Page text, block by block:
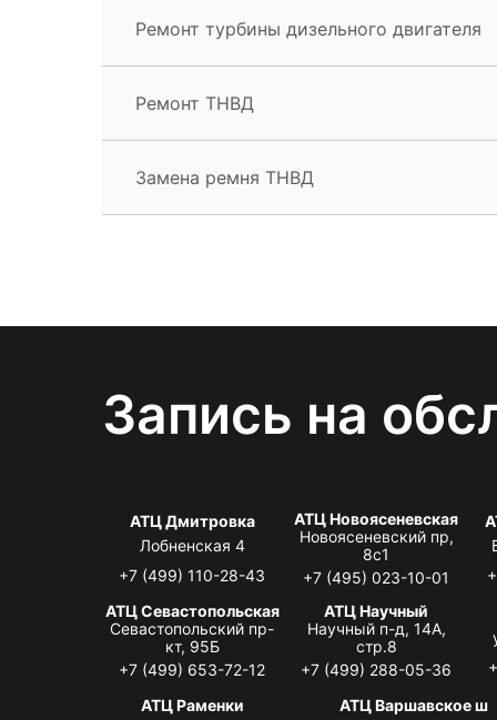
Ремонт турбины дизельного двигателя
Ремонт ТНВД
Замена ремня ТНВД
Запись на
АТЦ Дмитровка
Лобненская 4
+7 (499) 110-28-43
АТЦ Новоясеневская
Новоясеневский пр,
8с1
+7 (495) 023-10-01
АТЦ Севастопольская
Севастопольский пр-
кт, 95Б
+7 (499) 653-72-12
АТЦ Научный
Научный п-д, 14А,
стр.8
+7 (499) 288-05-36
АТЦ Раменки
АТЦ Варшавское ш